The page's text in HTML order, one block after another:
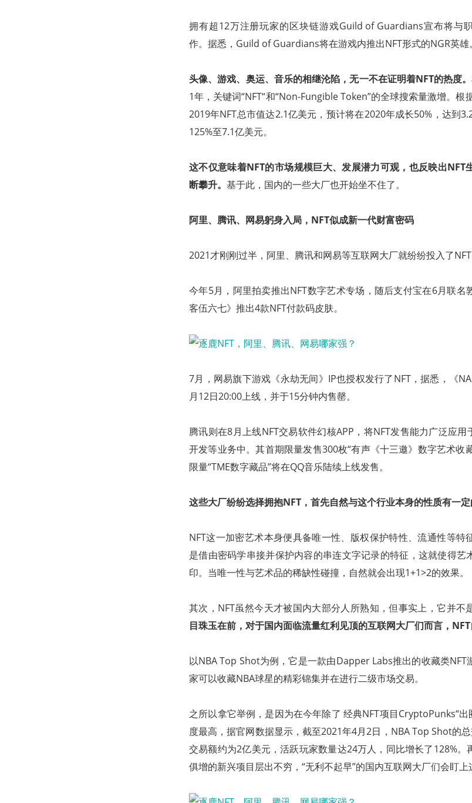
拥有超12万注册玩家的区块链游戏Guild of Guardians宣布将与
作。据悉，Guild of Guardians将在游戏内推出NFT形式的NGR英雄。
头像、游戏、奥运、音乐的相继沦陷，无一不在证明着NFT的热度。
1年，关键词“NFT“和“Non-Fungible Token”的全球搜索量激增。
2019年NFT总市值达2.1亿美元，预计将在2020年成长50%，达到
125%至7.1亿美元。
这不仅意味着NFT的市场规模巨大、发展潜力可观，也反映出NFT
断攀升。 基于此，国内的一些大厂也开始坐不住了。
阿里、腾讯、网易躬身入局，NFT似成新一代财富密码
2021才刚刚过半，阿里、腾讯和网易等互联网大厂就纷纷投入了NFT
今年5月，阿里拍卖推出NFT数字艺术专场，随后支付宝在6月联名
客伍六七》推出4款NFT付款码皮肤。
7月，网易旗下游戏《永劫无间》IP也授权发行了NFT，据悉，《
月12日20:00上线，并于15分钟内售罄。
腾讯则在8月上线NFT交易软件幻核APP，将NFT发售能力广泛应
开发等业务中。其首期限量发售300枚“有声《十三邀》数字艺术收
限量“TME数字藏品”将在QQ音乐陆续上线发售。
这些大厂纷纷选择拥抱NFT，首先自然与这个行业本身的性质有一定
NFT这一加密艺术本身便具备唯一性、版权保护特性、流通性等特
是借由密码学串接并保护内容的串连文字记录的特征，这就使得艺
印。当唯一性与艺术品的稀缺性碰撞，自然就会出现1+1>2的效果。
其次，NFT虽然今天才被国内大部分人所熟知，但事实上，它并不
目珠玉在前，对于国内面临流量红利见顶的互联网大厂们而言，NFT
以NBA Top Shot为例，它是一款由Dapper Labs推出的收藏类NFT
家可以收藏NBA球星的精彩锦集并在进行二级市场交易。
之所以拿它举例，是因为在今年除了 经典NFT项目CryptoPunks“
度最高，据官网数据显示，截至2021年4月2日，NBA Top Shot的
交易额约为2亿美元，活跃玩家数量达24万人，同比增长了128%。
俱增的新兴项目层出不穷，“无利不起早”的国内互联网大厂们会盯上